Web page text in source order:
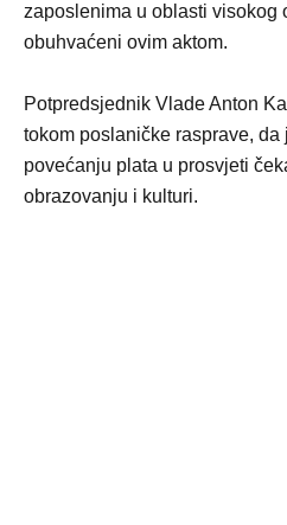
zaposlenima u oblasti visokog
obuhvaćeni ovim aktom.
Potpredsjednik Vlade Anton
tokom poslaničke rasprave,
povećanju plata u prosvjeti
obrazovanju i kulturi.